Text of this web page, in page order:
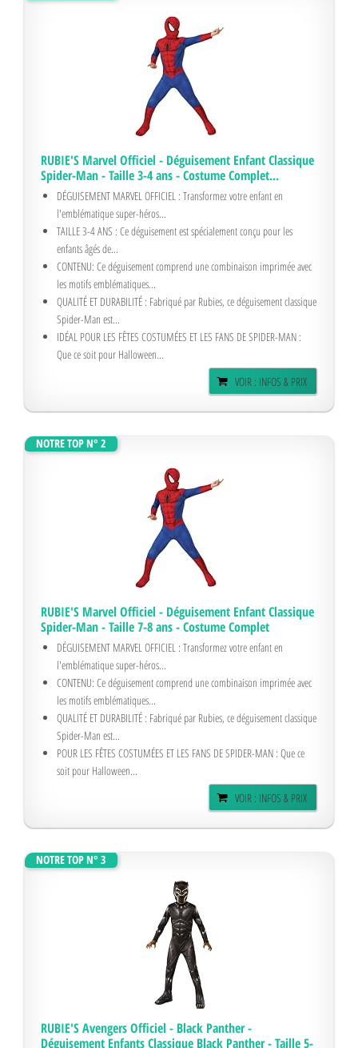
RUBIE'S Marvel Officiel - Déguisement Enfant Classique
Spider-Man - Taille 3-4 ans - Costume Complet...
DÉGUISEMENT MARVEL OFFICIEL : Transformez votre enfant en
l'emblématique super-héros...
TAILLE 3-4 ANS : Ce déguisement est spécialement conçu pour les
enfants âgés de...
CONTENU: Ce déguisement comprend une combinaison imprimée avec
les motifs emblématiques...
QUALITÉ ET DURABILITÉ : Fabriqué par Rubies, ce déguisement classique
Spider-Man est...
IDÉAL POUR LES FÊTES COSTUMÉES ET LES FANS DE SPIDER-MAN :
Que ce soit pour Halloween...
VOIR : INFOS & PRIX
NOTRE TOP N° 2
RUBIE'S Marvel Officiel - Déguisement Enfant Classique
Spider-Man - Taille 7-8 ans - Costume Complet
DÉGUISEMENT MARVEL OFFICIEL : Transformez votre enfant en
l'emblématique super-héros...
CONTENU: Ce déguisement comprend une combinaison imprimée avec
les motifs emblématiques...
QUALITÉ ET DURABILITÉ : Fabriqué par Rubies, ce déguisement classique
Spider-Man est...
POUR LES FÊTES COSTUMÉES ET LES FANS DE SPIDER-MAN : Que ce
soit pour Halloween...
VOIR : INFOS & PRIX
NOTRE TOP N° 3
RUBIE'S Avengers Officiel - Black Panther -
Déguisement Enfants Classique Black Panther - Taille 5-